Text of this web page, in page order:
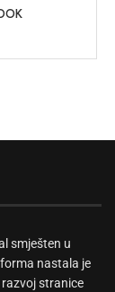
smješten u
nastala je
stranice